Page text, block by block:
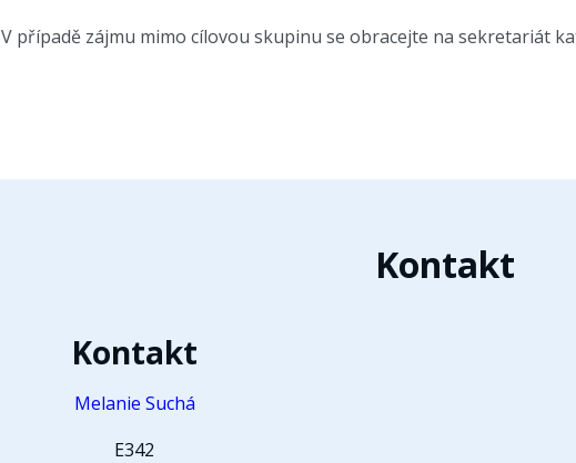
V případě zájmu mimo cílovou skupinu se obracejte na sekretariát
Kontakt
Kontakt
Melanie Suchá
E342